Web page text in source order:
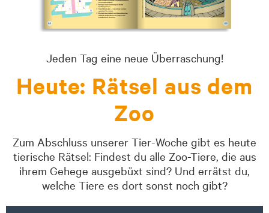
Jeden Tag eine neue Überraschung!
Heute: Rätsel aus dem
Zoo
Zum Abschluss unserer Tier-Woche gibt es heute
tierische Rätsel: Findest du alle Zoo-Tiere, die aus
ihrem Gehege ausgebüxt sind? Und errätst du,
welche Tiere es dort sonst noch gibt?